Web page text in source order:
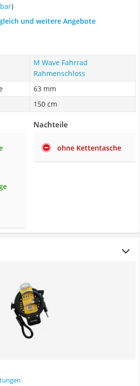
)
und weitere Angebote
M Wave Fahrrad
Rahmenschloss
63 mm
150 cm
Nachteile
ohne Kettentasche